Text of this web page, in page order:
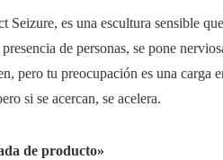
Seizure, es una escultura sensible
de personas, se pone
pero tu preocupación es una carga
si se acercan, se acelera.
de producto»